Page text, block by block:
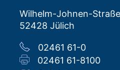
Wilhelm-Johnen-Straße
52428 Jülich
02461 61-0
02461 61-8100